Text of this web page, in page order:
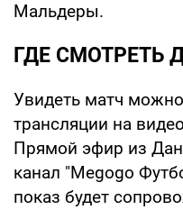
Мальдеры.
ГДЕ СМОТРЕТЬ
Увидеть матч
трансляции на
Прямой эфир из
канал "Megogo
показ будет